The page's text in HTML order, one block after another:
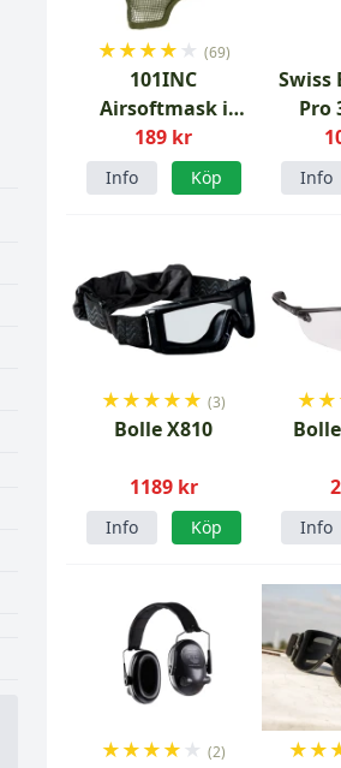
★★★★ ★ (69)
101INC
Airsoftmask i
metall grön
189 kr
Info Köp
Swiss
Pro
Info
★★★★★ (3)
Bolle X810
1189 kr
Info Köp
★★
Info
★★★★ ★ (2) ★★